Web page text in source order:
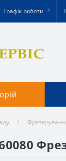
Графік роботи